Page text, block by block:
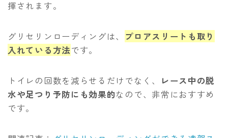
揮されます。
グリセリンローディングは、 プロアスリートも取り
入れている方法です。
トイレの回数を減らせるだけでなく、
レース中の脱
水や足つり予防にも効果的なので、非常におすすめ
です。